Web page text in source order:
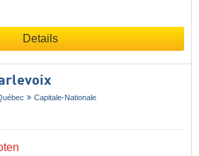
Details
Capitale-Nationale